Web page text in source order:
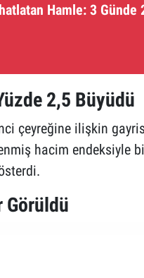
Hamle: 3
2,5 Büyüdü
çeyreğine ilişkin
hacim endeksiyle
Görüldü